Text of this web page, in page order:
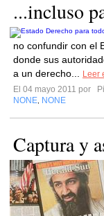
...incluso
no confundir con el
donde sus
a un derecho...
Leer
El 04 mayo 2011 por
NONE NONE
Captura y